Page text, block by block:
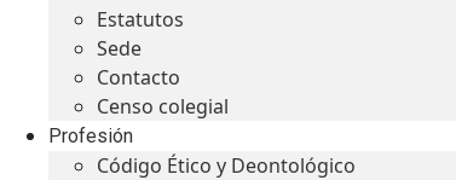
Estatutos
Sede
Contacto
Censo colegial
Profesión
Código Ético y Deontológico